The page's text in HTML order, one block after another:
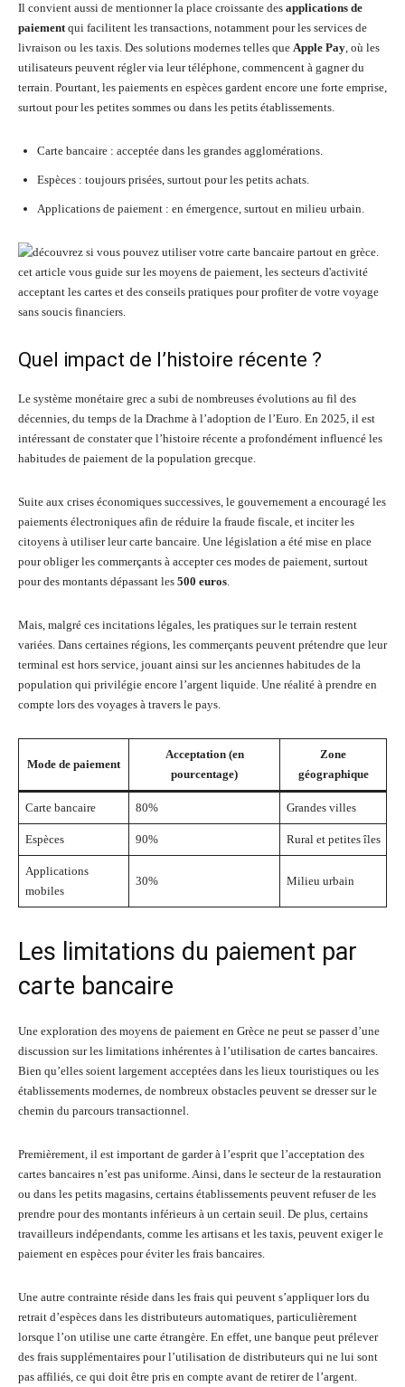
Il convient aussi de mentionner la place croissante des applications de
paiementqui facilitent les transactions, notamment pour les services de
livraison ou les taxis. Des solutions modernes telles que Apple Pay, où les
utilisateurs peuvent régler via leur téléphone, commencent à gagner du
terrain. Pourtant, les paiements en espèces gardent encore une forte emprise,
surtout pour les petites sommes ou dans les petits établissements.
Carte bancaire : acceptée dans les grandes agglomérations.
Espèces : toujours prisées, surtout pour les petits achats.
Applications de paiement : en émergence, surtout en milieu urbain.
Quel impact de l’histoire récente ?
Le système monétaire grec a subi de nombreuses évolutions au fil des
décennies, du temps de la Drachme à l’adoption de l’Euro. En 2025, il est
intéressant de constater que l’histoire récente a profondément influencé les
habitudes de paiement de la population grecque.
Suite aux crises économiques successives, le gouvernement a encouragé les
paiements électroniques afin de réduire la fraude fiscale, et inciter les
citoyens à utiliser leur carte bancaire. Une législation a été mise en place
pour obliger les commerçants à accepter ces modes de paiement, surtout
pour des montants dépassant les 500 euros.
Mais, malgré ces incitations légales, les pratiques sur le terrain restent
variées. Dans certaines régions, les commerçants peuvent prétendre que leur
terminal est hors service, jouant ainsi sur les anciennes habitudes de la
population qui privilégie encore l’argent liquide. Une réalité à prendre en
compte lors des voyages à travers le pays.
Mode de paiement
Acceptation (en
pourcentage)
Zone
géographique
Carte bancaire 80% Grandes villes
Espèces 90% Rural et petites îles
Applications
mobiles
30% Milieu urbain
Les limitations du paiement par
carte bancaire
Une exploration des moyens de paiement en Grèce ne peut se passer d’une
discussion sur les limitations inhérentes à l’utilisation de cartes bancaires.
Bien qu’elles soient largement acceptées dans les lieux touristiques ou les
établissements modernes, de nombreux obstacles peuvent se dresser sur le
chemin du parcours transactionnel.
Premièrement, il est important de garder à l’esprit que l’acceptation des
cartes bancaires n’est pas uniforme. Ainsi, dans le secteur de la restauration
ou dans les petits magasins, certains établissements peuvent refuser de les
prendre pour des montants inférieurs à un certain seuil. De plus, certains
travailleurs indépendants, comme les artisans et les taxis, peuvent exiger le
paiement en espèces pour éviter les frais bancaires.
Une autre contrainte réside dans les frais qui peuvent s’appliquer lors du
retrait d’espèces dans les distributeurs automatiques, particulièrement
lorsque l’on utilise une carte étrangère. En effet, une banque peut prélever
des frais supplémentaires pour l’utilisation de distributeurs qui ne lui sont
pas affiliés, ce qui doit être pris en compte avant de retirer de l’argent.